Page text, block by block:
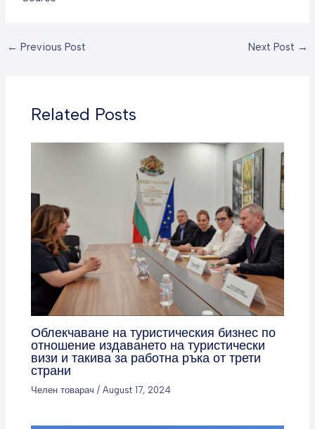
← Previous Post Next Post →
Related Posts
Облекчаване на туристическия бизнес по
отношение издаването на туристически
визи и такива за работна ръка от трети
страни
Челен товарач /August 17, 2024